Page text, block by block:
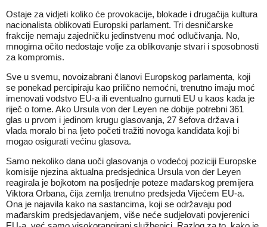
Ostaje za vidjeti koliko će provokacije, blokade i drugačija kultura
nacionalista oblikovati Europski parlament. Tri desničarske
frakcije nemaju zajedničku jedinstvenu moć odlučivanja. No,
mnogima očito nedostaje volje za oblikovanje stvari i sposobnosti
za kompromis.
Sve u svemu, novoizabrani članovi Europskog parlamenta, koji
se ponekad percipiraju kao prilično nemoćni, trenutno imaju moć
imenovati vodstvo EU-a ili eventualno gurnuti EU u kaos kada je
riječ o tome. Ako Ursula von der Leyen ne dobije potrebni 361
glas u prvom i jedinom krugu glasovanja, 27 šefova država i
vlada moralo bi na ljeto početi tražiti novoga kandidata koji bi
mogao osigurati većinu glasova.
Samo nekoliko dana uoči glasovanja o vodećoj poziciji Europske
komisije njezina aktualna predsjednica Ursula von der Leyen
reagirala je bojkotom na posljednje poteze mađarskog premijera
Viktora Orbana, čija zemlja trenutno predsjeda Vijećem EU-a.
Ona je najavila kako na sastancima, koji se održavaju pod
mađarskim predsjedavanjem, više neće sudjelovati povjerenici